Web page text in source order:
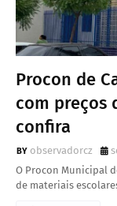
Procon de
com preços
confira
observadorcz
O Procon Municipal
de materiais